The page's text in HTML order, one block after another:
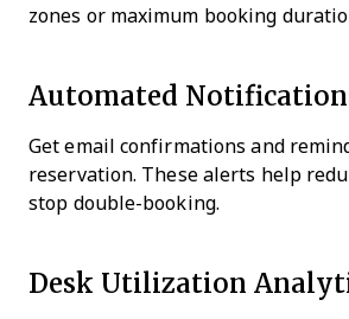
zones or maximum booking
Automated
Get email confirmations and
reservation. These alerts help
stop double-booking.
Desk Utilization